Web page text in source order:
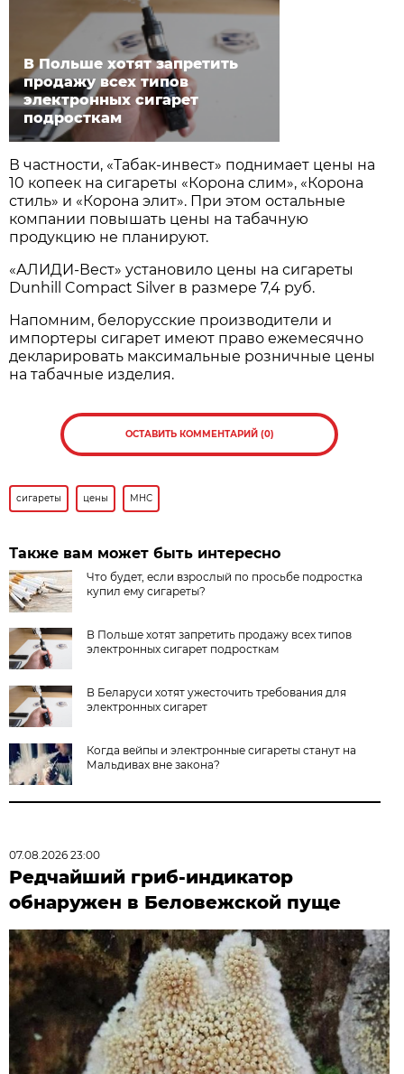
В Польше хотят запретить
продажу всех типов
электронных сигарет
подросткам
В частности, «Табак-инвест» поднимает цены на
10 копеек на сигареты «Корона слим», «Корона
стиль» и «Корона элит». При этом остальные
компании повышать цены на табачную
продукцию не планируют.
«АЛИДИ-Вест» установило цены на сигареты
Dunhill Compact Silver в размере 7,4 руб.
Напомним, белорусские производители и
импортеры сигарет имеют право ежемесячно
декларировать максимальные розничные цены
на табачные изделия.
ОСТАВИТЬ КОММЕНТАРИЙ (0)
сигареты цены МНС
Также вам может быть интересно
Что будет, если взрослый по просьбе подростка
купил ему сигареты?
В Польше хотят запретить продажу всех типов
электронных сигарет подросткам
В Беларуси хотят ужесточить требования для
электронных сигарет
Когда вейпы и электронные сигареты станут на
Мальдивах вне закона?
07.08.2026 23:00
Редчайший гриб-индикатор
обнаружен в Беловежской пуще